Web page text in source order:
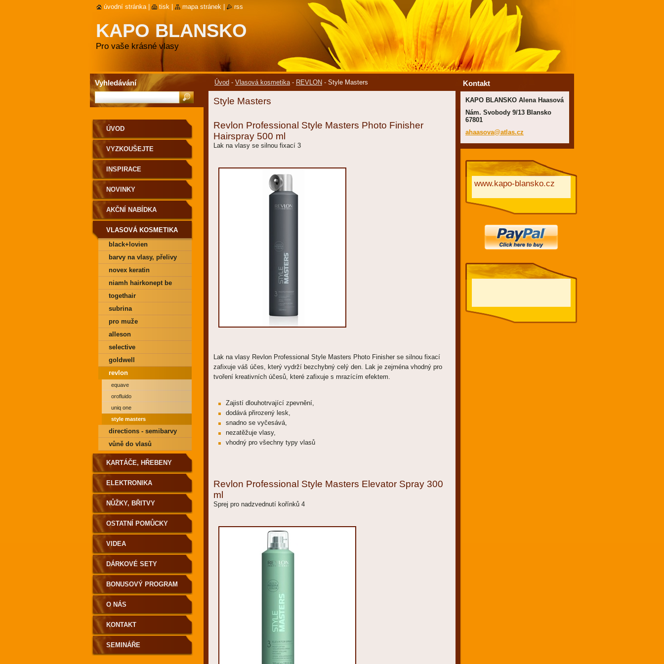
KAPO BLANSKO
Pro vaše krásné vlasy
Úvod - Vlasová kosmetika - REVLON - Style Masters
Style Masters
Revlon Professional Style Masters Photo Finisher
Hairspray 500 ml
Lak na vlasy se silnou fixací 3
Lak na vlasy Revlon Professional Style Masters Photo Finisher se silnou fixací
zafixuje váš účes, který vydrží bezchybný celý den. Lak je zejména vhodný pro
tvoření kreativních účesů, které zafixuje s mrazícím efektem.
Zajistí dlouhotrvající zpevnění,
dodává přirozený lesk,
snadno se vyčesává,
nezatěžuje vlasy,
vhodný pro všechny typy vlasů
Revlon Professional Style Masters Elevator Spray 300
ml
Sprej pro nadzvednutí kořínků 4
ÚVOD
VYZKOUŠEJTE
INSPIRACE
NOVINKY
AKČNÍ NABÍDKA
VLASOVÁ KOSMETIKA
black+lovien
barvy na vlasy, přelivy
novex keratin
niamh hairkonept be
pure
togethair
subrina
pro muže
alleson
selective
goldwell
revlon
equave
orofluido
uniq one
style masters
directions - semibarvy
vůně do vlasů
KARTÁČE, HŘEBENY
ELEKTRONIKA
NŮŽKY, BŘITVY
OSTATNÍ POMŮCKY
VIDEA
DÁRKOVÉ SETY
BONUSOVÝ PROGRAM
O NÁS
KONTAKT
SEMINÁŘE
Kontakt
KAPO BLANSKO Alena Haasová
Nám. Svobody 9/13 Blansko
67801
ahaasova@atlas.cz
www.kapo-blansko.cz
Vyhledávání
úvodní stránka tisk mapa stránek rss